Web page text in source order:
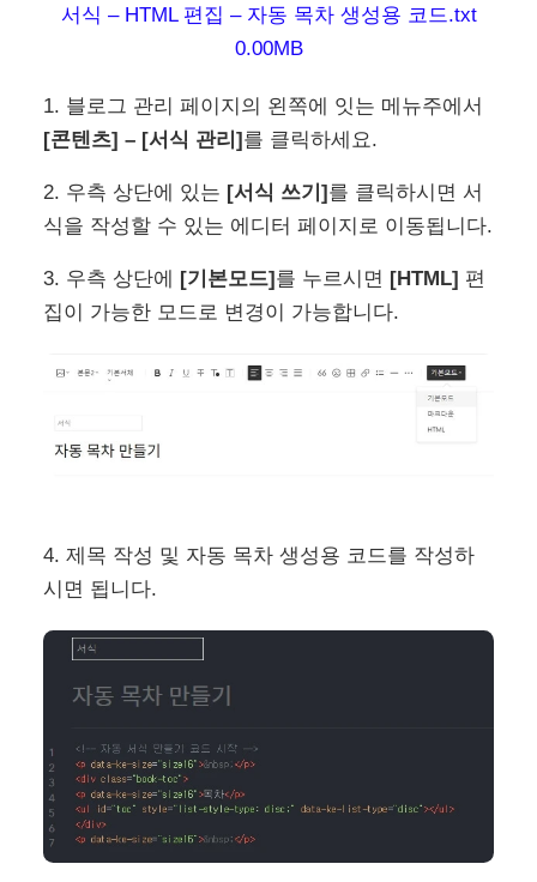
서식 – HTML 편집 – 자동 목차 생성용 코드.txt
0.00MB
1. 블로그 관리 페이지의 왼쪽에 잇는 메뉴주에서
[콘텐츠] – [서식 관리]를 클릭하세요.
2. 우측 상단에 있는 [서식 쓰기]를 클릭하시면 서
식을 작성할 수 있는 에디터 페이지로 이동됩니다.
3. 우측 상단에 [기본모드]를 누르시면 [HTML] 편
집이 가능한 모드로 변경이 가능합니다.
4. 제목 작성 및 자동 목차 생성용 코드를 작성하
시면 됩니다.